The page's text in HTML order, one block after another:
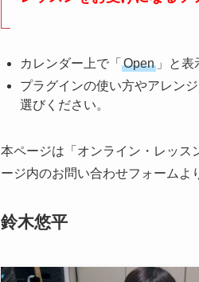
カレンダー上で「 Open 」と
プラグインの使い方やアレン
選びください。
本ページは「オンライン・レッス
ージ内のお問い合わせフォームよ
鈴木悠平